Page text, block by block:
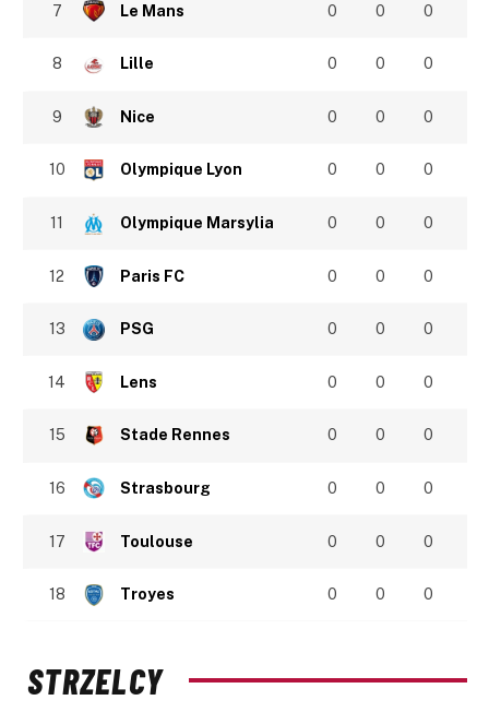
7 Le Mans 0 0 0
8 Lille 0 0 0
9 Nice 0 0 0
10 Olympique Lyon 0 0 0
11 Olympique Marsylia 0 0 0
12 Paris FC 0 0 0
13 PSG 0 0 0
14 Lens 0 0 0
15 Stade Rennes 0 0 0
16 Strasbourg 0 0 0
17 Toulouse 0 0 0
18 Troyes 0 0 0
STRZELCY